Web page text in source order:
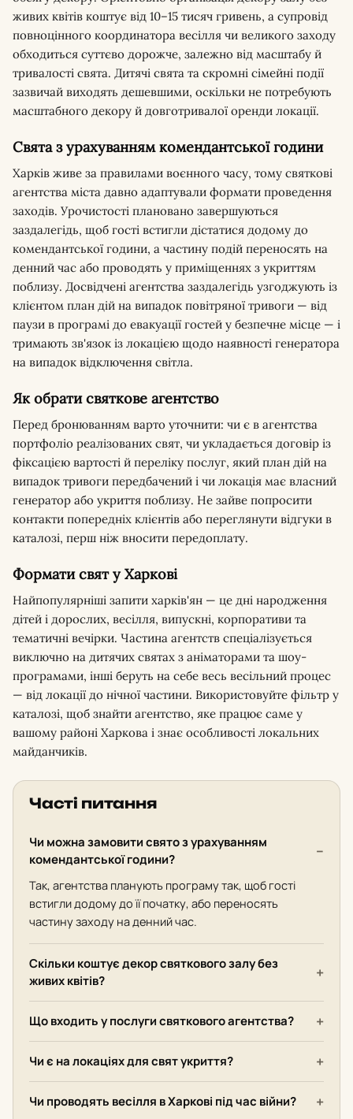
живих квітів коштує від 10–15 тисяч гривень, а супровід
повноцінного координатора весілля чи великого заходу
обходиться суттєво дорожче, залежно від масштабу й
тривалості свята. Дитячі свята та скромні сімейні події
зазвичай виходять дешевшими, оскільки не потребують
масштабного декору й довготривалої оренди локації.
Свята з урахуванням комендантської години
Харків живе за правилами воєнного часу, тому святкові
агентства міста давно адаптували формати проведення
заходів. Урочистості плановано завершуються
заздалегідь, щоб гості встигли дістатися додому до
комендантської години, а частину подій переносять на
денний час або проводять у приміщеннях з укриттям
поблизу. Досвідчені агентства заздалегідь узгоджують із
клієнтом план дій на випадок повітряної тривоги — від
паузи в програмі до евакуації гостей у безпечне місце — і
тримають зв'язок із локацією щодо наявності генератора
на випадок відключення світла.
Як обрати святкове агентство
Перед бронюванням варто уточнити: чи є в агентства
портфоліо реалізованих свят, чи укладається договір із
фіксацією вартості й переліку послуг, який план дій на
випадок тривоги передбачений і чи локація має власний
генератор або укриття поблизу. Не зайве попросити
контакти попередніх клієнтів або переглянути відгуки в
каталозі, перш ніж вносити передоплату.
Формати свят у Харкові
Найпопулярніші запити харків'ян — це дні народження
дітей і дорослих, весілля, випускні, корпоративи та
тематичні вечірки. Частина агентств спеціалізується
виключно на дитячих святах з аніматорами та шоу-
програмами, інші беруть на себе весь весільний процес
— від локації до нічної частини. Використовуйте фільтр у
каталозі, щоб знайти агентство, яке працює саме у
вашому районі Харкова і знає особливості локальних
майданчиків.
Часті питання
Чи можна замовити свято з урахуванням
комендантської години?
Так, агентства планують програму так, щоб гості
встигли додому до її початку, або переносять
частину заходу на денний час.
Скільки коштує декор святкового залу без
живих квітів?
Що входить у послуги святкового агентства?
Чи є на локаціях для свят укриття?
Чи проводять весілля в Харкові під час війни?